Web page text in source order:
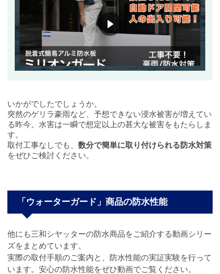
いかがでしたでしょうか。
突然のゲリラ豪雨など、予想できない浸水被害が増えてい
る昨今。水害は一瞬で想定以上の甚大な被害をもたらしま
す。
取付工事なしでも、 数分で簡単に取り付けられる防水対策
をぜひご検討ください。
「ウォーターガード」商品の防水性能
他にも三和シヤッターの防水商品をご紹介する動画シリー
ズをまとめています。
実際の取付手順のご案内と、防水性能の実証実験を行って
います。安心の防水性能をぜひ動画でご覧ください。